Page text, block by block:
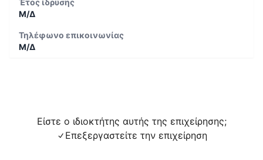
Έτος ίδρυσης
Μ/Δ
Τηλέφωνο επικοινωνίας
Μ/Δ
Είστε ο ιδιοκτήτης αυτής της επιχείρησης;
Επεξεργαστείτε την επιχείρηση